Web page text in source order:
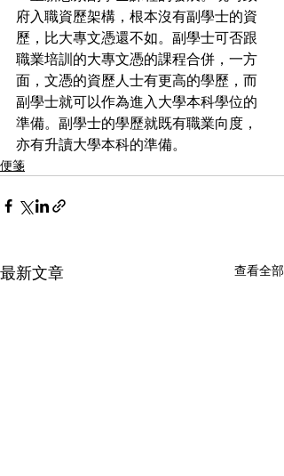
府入職資歷架構，根本沒有副學士的資
歷，比大專文憑還不如。副學士可否跟
職業培訓的大專文憑的課程合併，一方
面，文憑的資歷人士有更高的學歷，而
副學士就可以作為進入大學本科學位的
準備。副學士的學歷就既有職業向度，
亦有升讀大學本科的準備。
便箋
最新文章 查看全部